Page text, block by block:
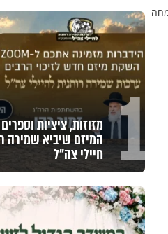
1 מזוזות, ציציות
המיזם שיביא שמירה
חיילי צה"ל